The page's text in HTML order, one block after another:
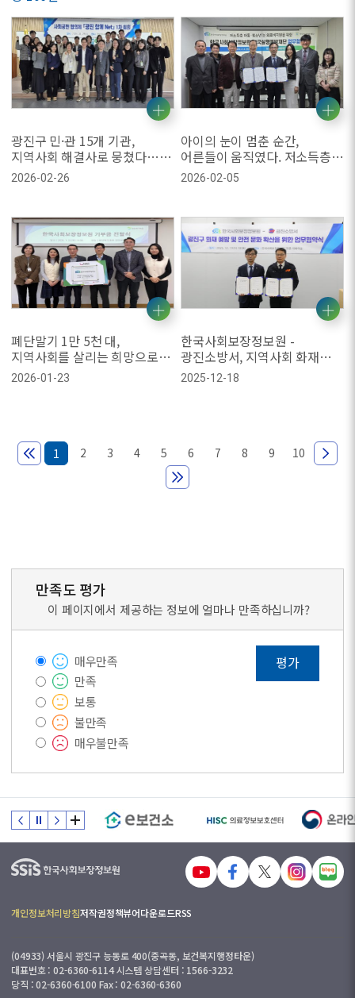
광진구 민·관 15개 기관,
지역사회 해결사로 뭉쳤다…
‘광진 함께 Net’ 2026년 본격
가동
2026-02-26
아이의 눈이 멈춘 순간,
어른들이 움직였다. 저소득층
아동·청소년 눈 의료비 지원
협력
2026-02-05
폐단말기 1만 5천 대,
지역사회를 살리는 희망으로
돌아오다
2026-01-23
한국사회보장정보원 -
광진소방서, 지역사회 화재
예방 및 안전 문화 확산을 위한
업무협약 체결
2025-12-18
1 2 3 4 5 6 7 8 9 10
만족도 평가
이 페이지에서 제공하는 정보에 얼마나 만족하십니까?
매우만족
만족
보통
불만족
매우불만족
평가
개인정보처리방침저작권정책뷰어다운로드RSS
(04933) 서울시 광진구 능동로 400(중곡동, 보건복지행정타운)
대표번호 : 02-6360-6114 시스템 상담센터 : 1566-3232
당직 : 02-6360-6100 Fax : 02-6360-6360